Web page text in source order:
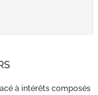
à intérêts composés